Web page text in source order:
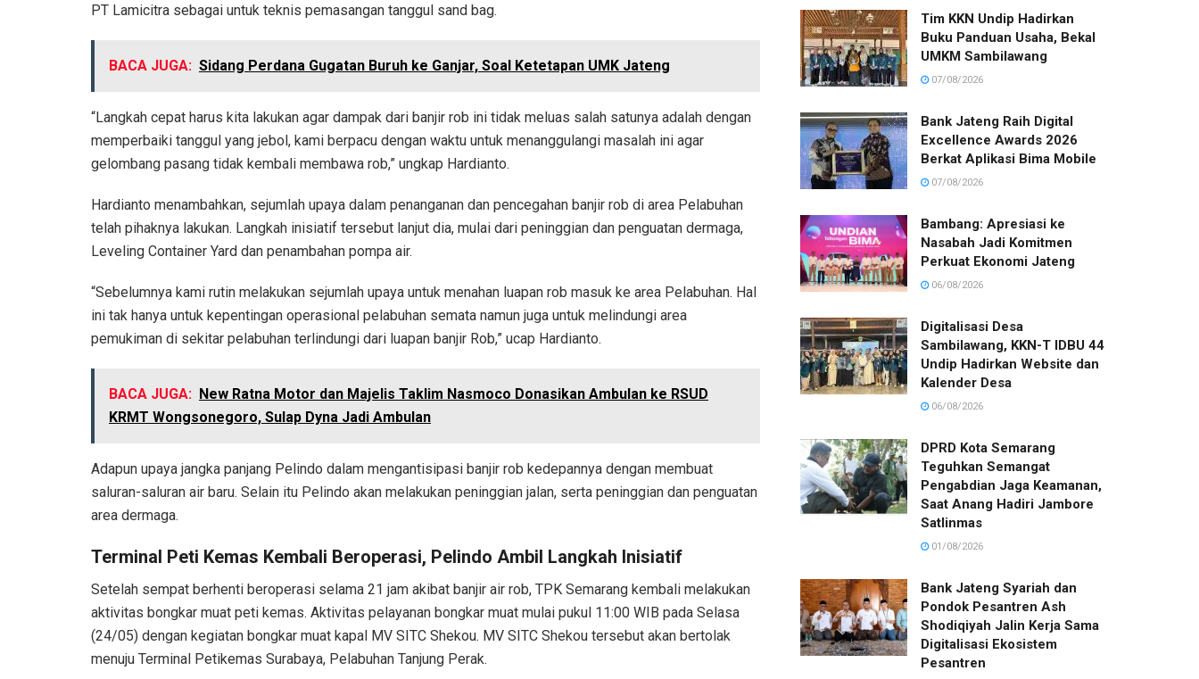
PT Lamicitra sebagai untuk teknis pemasangan tanggul sand bag.
BACA JUGA: Sidang Perdana Gugatan Buruh ke Ganjar, Soal Ketetapan UMK Jateng
“Langkah cepat harus kita lakukan agar dampak dari banjir rob ini tidak meluas salah satunya adalah dengan
memperbaiki tanggul yang jebol, kami berpacu dengan waktu untuk menanggulangi masalah ini agar
gelombang pasang tidak kembali membawa rob,” ungkap Hardianto.
Hardianto menambahkan, sejumlah upaya dalam penanganan dan pencegahan banjir rob di area Pelabuhan
telah pihaknya lakukan. Langkah inisiatif tersebut lanjut dia, mulai dari peninggian dan penguatan dermaga,
Leveling Container Yard dan penambahan pompa air.
“Sebelumnya kami rutin melakukan sejumlah upaya untuk menahan luapan rob masuk ke area Pelabuhan. Hal
ini tak hanya untuk kepentingan operasional pelabuhan semata namun juga untuk melindungi area
pemukiman di sekitar pelabuhan terlindungi dari luapan banjir Rob,” ucap Hardianto.
BACA JUGA: New Ratna Motor dan Majelis Taklim Nasmoco Donasikan Ambulan ke RSUD
KRMT Wongsonegoro, Sulap Dyna Jadi Ambulan
Adapun upaya jangka panjang Pelindo dalam mengantisipasi banjir rob kedepannya dengan membuat
saluran-saluran air baru. Selain itu Pelindo akan melakukan peninggian jalan, serta peninggian dan penguatan
area dermaga.
Terminal Peti Kemas Kembali Beroperasi, Pelindo Ambil Langkah Inisiatif
Setelah sempat berhenti beroperasi selama 21 jam akibat banjir air rob, TPK Semarang kembali melakukan
aktivitas bongkar muat peti kemas. Aktivitas pelayanan bongkar muat mulai pukul 11:00 WIB pada Selasa
(24/05) dengan kegiatan bongkar muat kapal MV SITC Shekou. MV SITC Shekou tersebut akan bertolak
menuju Terminal Petikemas Surabaya, Pelabuhan Tanjung Perak.
Tim KKN Undip Hadirkan
Buku Panduan Usaha, Bekal
UMKM Sambilawang
07/08/2026
Bank Jateng Raih Digital
Excellence Awards 2026
Berkat Aplikasi Bima Mobile
07/08/2026
Bambang: Apresiasi ke
Nasabah Jadi Komitmen
Perkuat Ekonomi Jateng
06/08/2026
Digitalisasi Desa
Sambilawang, KKN-T IDBU 44
Undip Hadirkan Website dan
Kalender Desa
06/08/2026
DPRD Kota Semarang
Teguhkan Semangat
Pengabdian Jaga Keamanan,
Saat Anang Hadiri Jambore
Satlinmas
01/08/2026
Bank Jateng Syariah dan
Pondok Pesantren Ash
Shodiqiyah Jalin Kerja Sama
Digitalisasi Ekosistem
Pesantren